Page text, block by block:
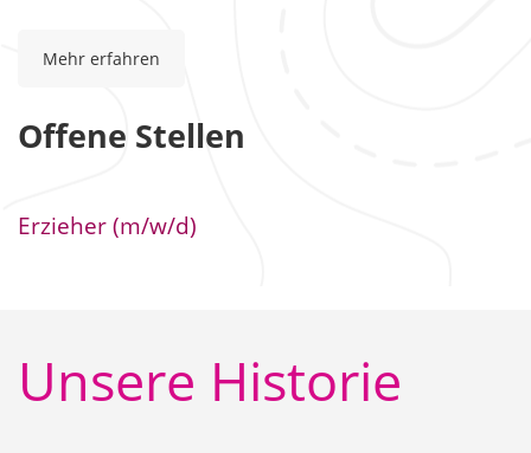
Mehr erfahren
Offene Stellen
Erzieher (m/w/d)
Unsere Historie